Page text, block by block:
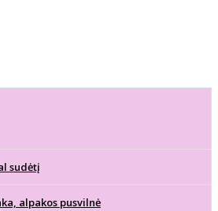
sudėtį
alpakos pusvilnė